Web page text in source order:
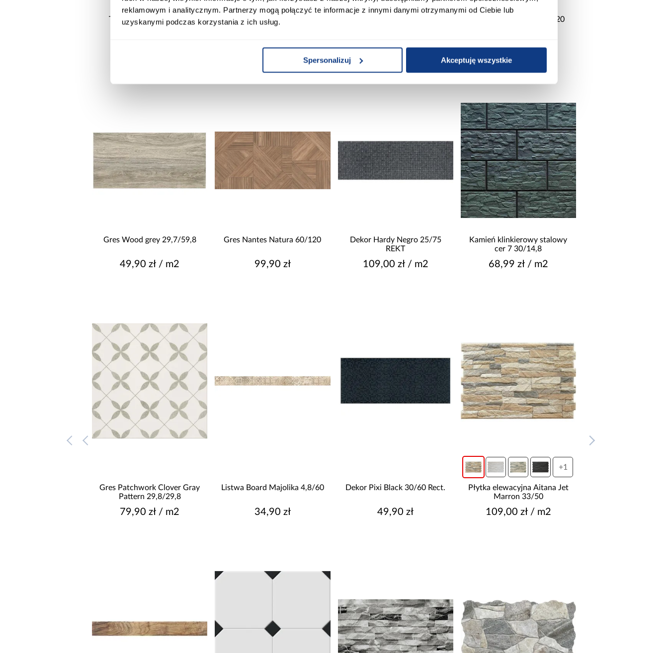
reklamowym i analitycznym. Partnerzy mogą połączyć te informacje z innymi danymi otrzymanymi od Ciebie lub
uzyskanymi podczas korzystania z ich usług.
Spersonalizuj Akceptuję wszystkie
Toja beige 40/120 Rect. Gres Essenza Sabbia 60/120
Toronto Grey Matt 60/120
Gres Wood grey 29,7/59,8
49,90 zł / m2
Gres Nantes Natura 60/120
99,90 zł
Dekor Hardy Negro 25/75
REKT
109,00 zł / m2
Kamień klinkierowy stalowy
cer 7 30/14,8
68,99 zł / m2
Gres Patchwork Clover Gray
Pattern 29,8/29,8
79,90 zł / m2
Listwa Board Majolika 4,8/60
34,90 zł
Dekor Pixi Black 30/60 Rect.
49,90 zł
+1
Płytka elewacyjna Aitana Jet
Marron 33/50
109,00 zł / m2